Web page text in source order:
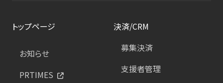
トップページ
お知らせ
PRTIMES
決済/CRM
募集決済
支援者管理